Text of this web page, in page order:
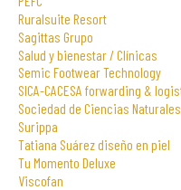
Ruralsuite Resort
Sagittas Grupo
Salud y bienestar / Clínicas
Semic Footwear Technology
SICA-CACESA forwarding &
Sociedad de Ciencias
Surippa
Tatiana Suárez diseño en piel
Tu Momento Deluxe
Viscofan